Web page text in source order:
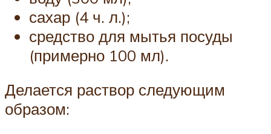
сахар (4 ч. л.);
средство для мытья посуды
(примерно 100 мл).
Делается раствор следующим
образом: